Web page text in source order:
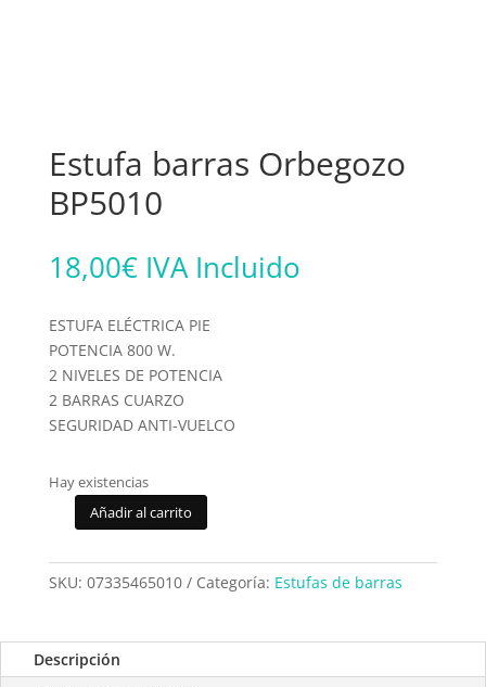
Estufa barras Orbegozo
BP5010
18,00€ IVA Incluido
ESTUFA ELÉCTRICA PIE
POTENCIA 800 W.
2 NIVELES DE POTENCIA
2 BARRAS CUARZO
SEGURIDAD ANTI-VUELCO
Hay existencias
Estufa
Orbegozo
Añadir al carrito
SKU: 07335465010 Categoría: Estufas de barras
Descripción